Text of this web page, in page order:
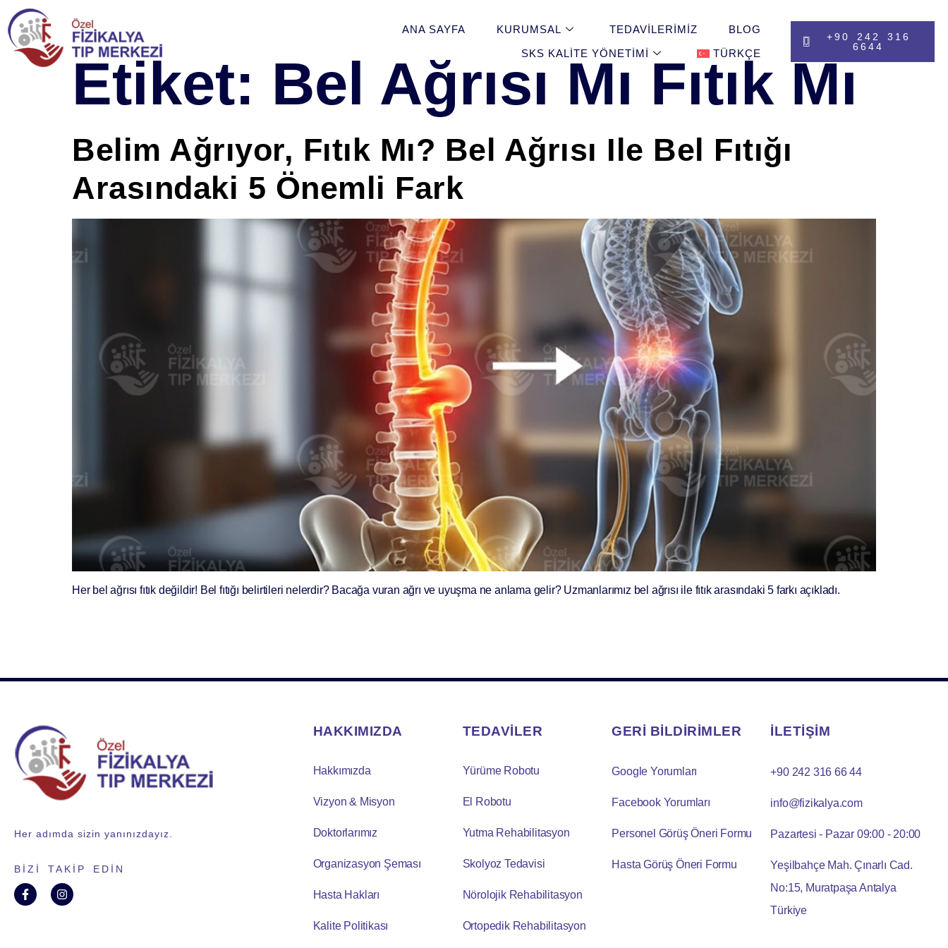
ANA SAYFA KURUMSAL TEDAVILERIMIZ
BLOG
SKS KALITE YÖNETIMI
TÜRKÇE
+90 242 316
6644
Etiket: Bel Ağrısı Mı Fıtık Mı
Belim Ağrıyor, Fıtık Mı? Bel Ağrısı Ile Bel Fıtığı
Arasındaki 5 Önemli Fark
Her bel ağrısı fıtık değildir! Bel fıtığı belirtileri nelerdir? Bacağa vuran ağrı ve uyuşma ne anlama gelir? Uzmanlarımız bel ağrısı ile fıtık arasındaki 5 farkı açıkladı.
Her adımda sizin yanınızdayız.
BIZI TAKIP EDIN
HAKKIMIZDA
Hakkımızda
Vizyon & Misyon
Doktorlarımız
Organizasyon Şeması
Hasta Hakları
Kalite Politikası
TEDAVİLER
Yürüme Robotu
El Robotu
Yutma Rehabilitasyon
Skolyoz Tedavisi
Nörolojik Rehabilitasyon
Ortopedik Rehabilitasyon
GERİ BİLDİRİMLER
Google Yorumları
Facebook Yorumları
Personel Görüş Öneri Formu
Hasta Görüş Öneri Formu
İLETİŞİM
+90 242 316 66 44
info@fizikalya.com
Pazartesi - Pazar 09:00 - 20:00
Yeşilbahçe Mah. Çınarlı Cad.
No:15, Muratpaşa Antalya
Türkiye